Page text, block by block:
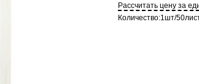
Рассчитать цену за
Количество:1шт/